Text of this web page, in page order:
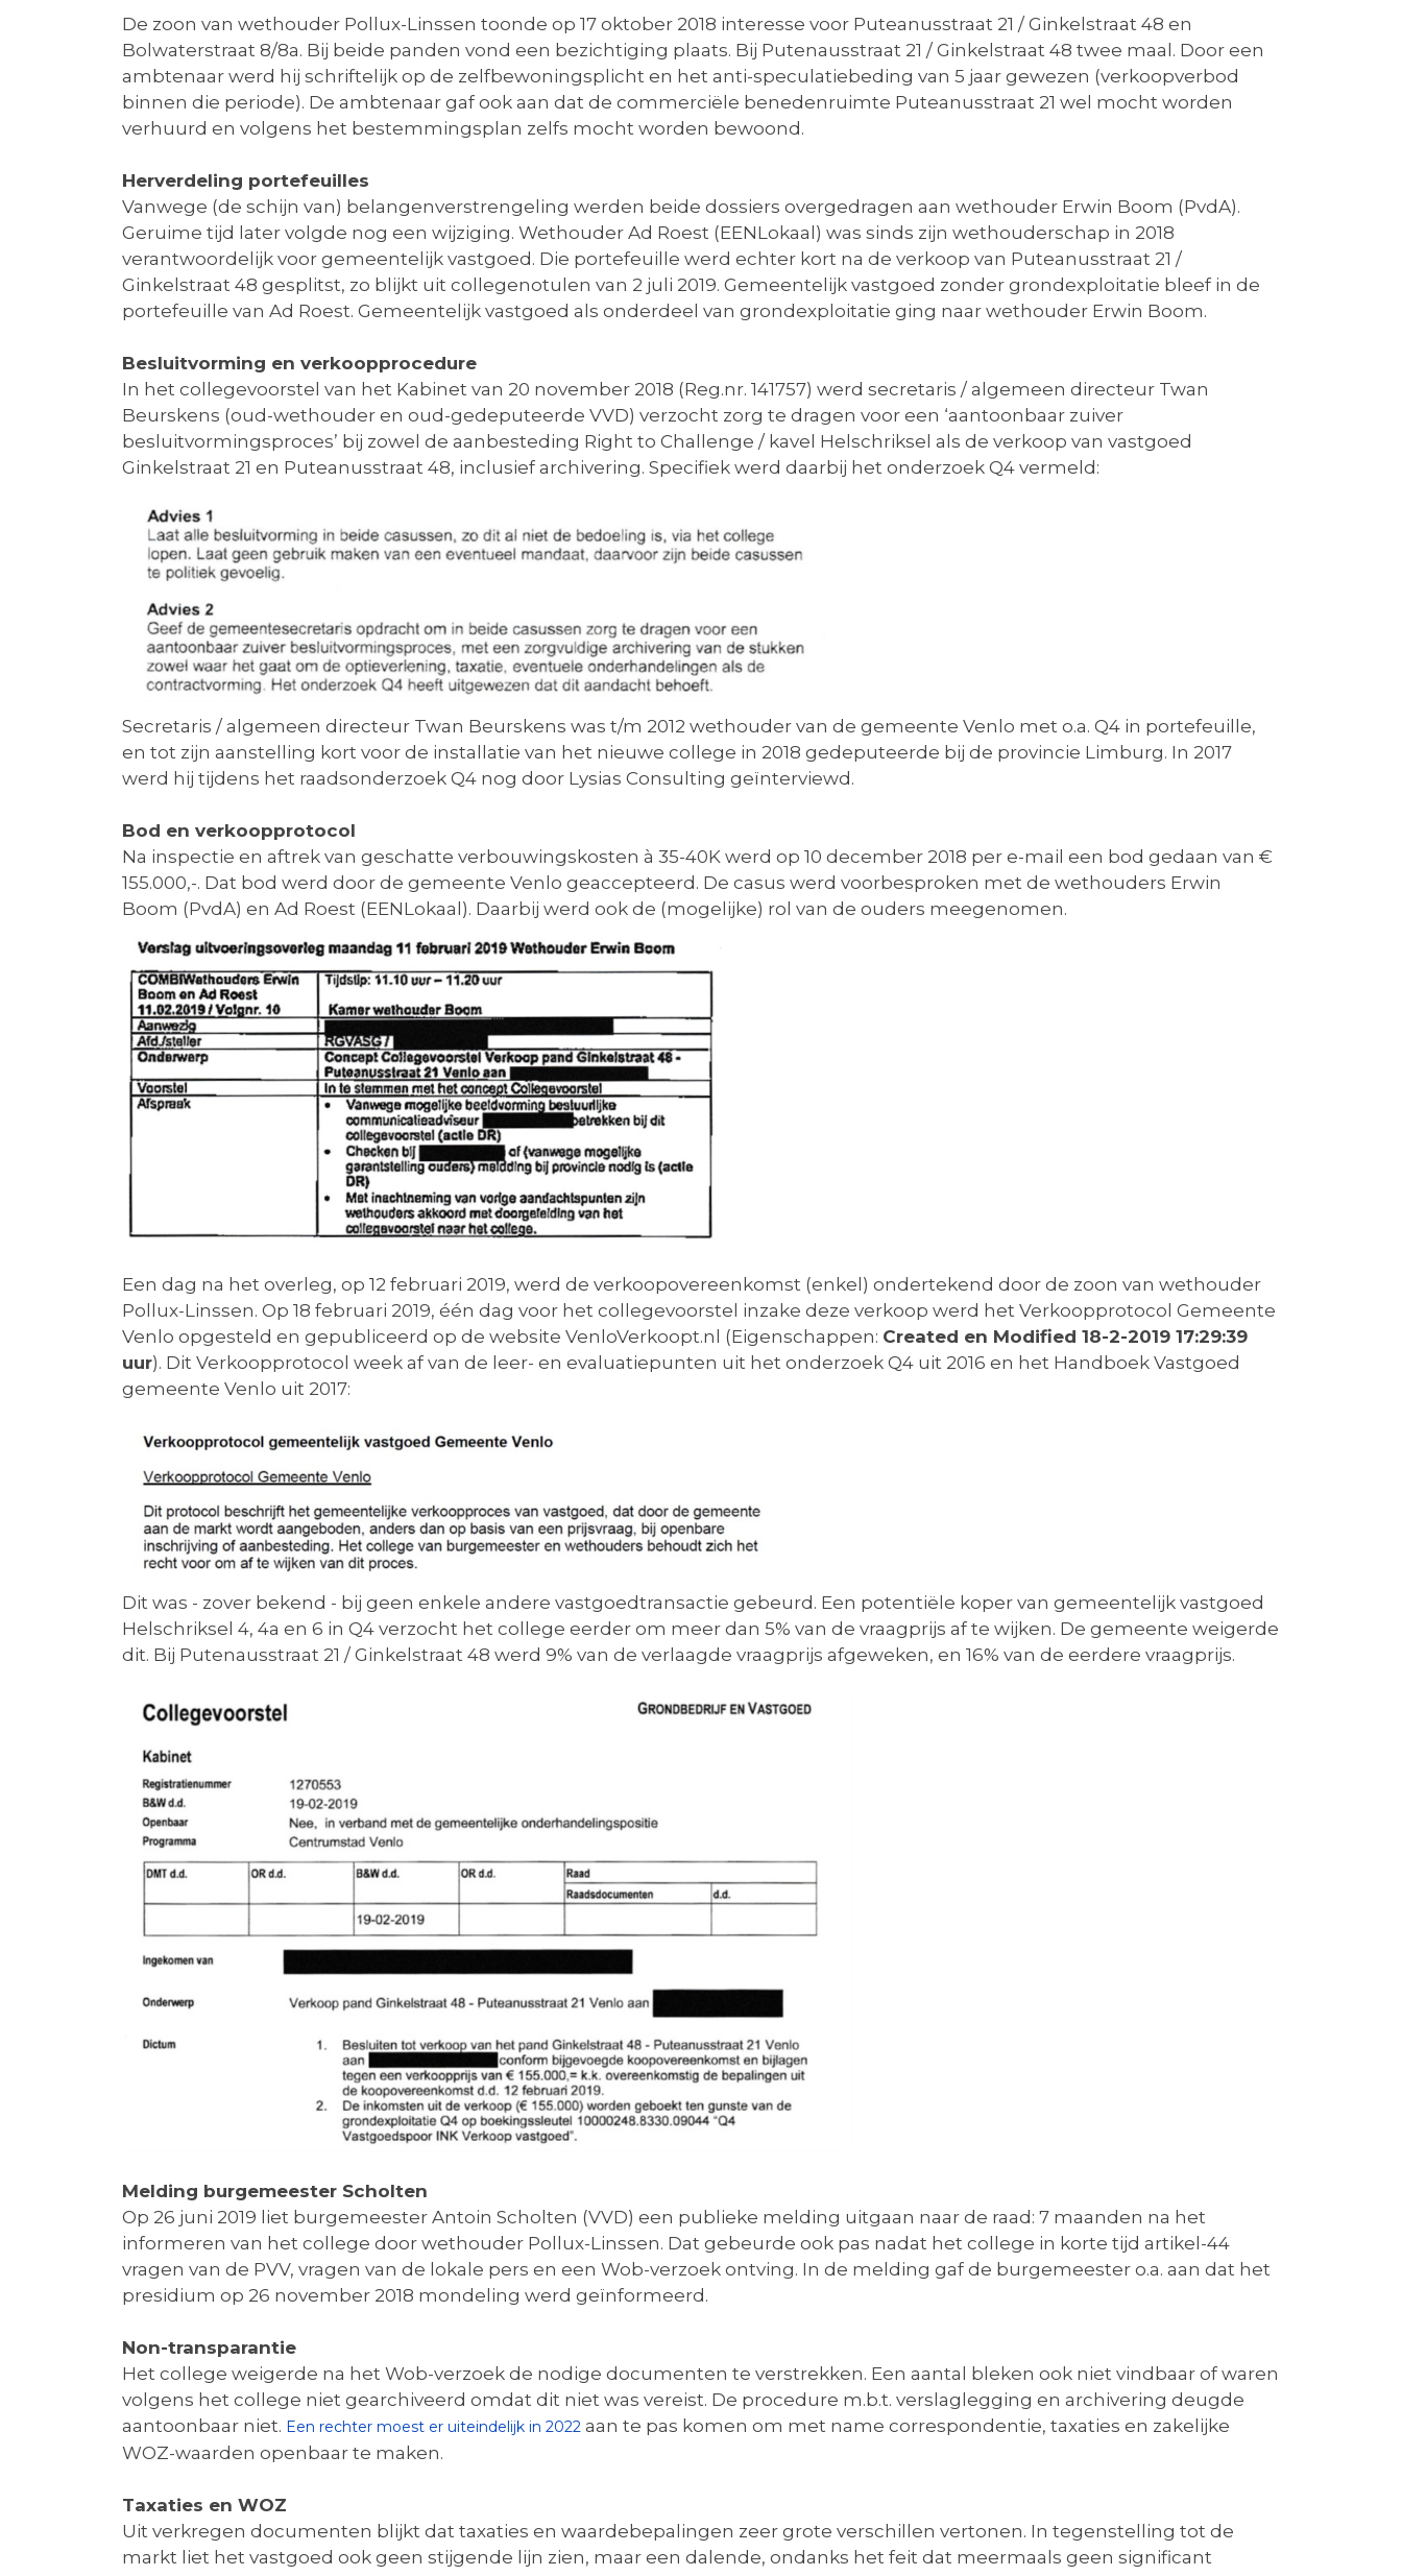
De zoon van wethouder Pollux-Linssen toonde op 17 oktober 2018 interesse voor Puteanusstraat 21 / Ginkelstraat 48 en
Bolwaterstraat 8/8a. Bij beide panden vond een bezichtiging plaats. Bij Putenausstraat 21 / Ginkelstraat 48 twee maal. Door een
ambtenaar werd hij schriftelijk op de zelfbewoningsplicht en het anti-speculatiebeding van 5 jaar gewezen (verkoopverbod
binnen die periode). De ambtenaar gaf ook aan dat de commerciële benedenruimte Puteanusstraat 21 wel mocht worden
verhuurd en volgens het bestemmingsplan zelfs mocht worden bewoond.
Herverdeling portefeuilles
Vanwege (de schijn van) belangenverstrengeling werden beide dossiers overgedragen aan wethouder Erwin Boom (PvdA).
Geruime tijd later volgde nog een wijziging. Wethouder Ad Roest (EENLokaal) was sinds zijn wethouderschap in 2018
verantwoordelijk voor gemeentelijk vastgoed. Die portefeuille werd echter kort na de verkoop van Puteanusstraat 21 /
Ginkelstraat 48 gesplitst, zo blijkt uit collegenotulen van 2 juli 2019. Gemeentelijk vastgoed zonder grondexploitatie bleef in de
portefeuille van Ad Roest. Gemeentelijk vastgoed als onderdeel van grondexploitatie ging naar wethouder Erwin Boom.
Besluitvorming en verkoopprocedure
In het collegevoorstel van het Kabinet van 20 november 2018 (Reg.nr. 141757) werd secretaris / algemeen directeur Twan
Beurskens (oud-wethouder en oud-gedeputeerde VVD) verzocht zorg te dragen voor een ‘aantoonbaar zuiver
besluitvormingsproces’ bij zowel de aanbesteding Right to Challenge / kavel Helschriksel als de verkoop van vastgoed
Ginkelstraat 21 en Puteanusstraat 48, inclusief archivering. Specifiek werd daarbij het onderzoek Q4 vermeld:
Secretaris / algemeen directeur Twan Beurskens was t/m 2012 wethouder van de gemeente Venlo met o.a. Q4 in portefeuille,
en tot zijn aanstelling kort voor de installatie van het nieuwe college in 2018 gedeputeerde bij de provincie Limburg. In 2017
werd hij tijdens het raadsonderzoek Q4 nog door Lysias Consulting geïnterviewd.
Bod en verkoopprotocol
Na inspectie en aftrek van geschatte verbouwingskosten à 35-40K werd op 10 december 2018 per e-mail een bod gedaan van €
155.000,-. Dat bod werd door de gemeente Venlo geaccepteerd. De casus werd voorbesproken met de wethouders Erwin
Boom (PvdA) en Ad Roest (EENLokaal). Daarbij werd ook de (mogelijke) rol van de ouders meegenomen.
Een dag na het overleg, op 12 februari 2019, werd de verkoopovereenkomst (enkel) ondertekend door de zoon van wethouder
Pollux-Linssen. Op 18 februari 2019, één dag voor het collegevoorstel inzake deze verkoop werd het Verkoopprotocol Gemeente
Venlo opgesteld en gepubliceerd op de website VenloVerkoopt.nl (Eigenschappen: Created en Modified 18-2-2019 17:29:39
uur). Dit Verkoopprotocol week af van de leer- en evaluatiepunten uit het onderzoek Q4 uit 2016 en het Handboek Vastgoed
gemeente Venlo uit 2017:
Dit was - zover bekend - bij geen enkele andere vastgoedtransactie gebeurd. Een potentiële koper van gemeentelijk vastgoed
Helschriksel 4, 4a en 6 in Q4 verzocht het college eerder om meer dan 5% van de vraagprijs af te wijken. De gemeente weigerde
dit. Bij Putenausstraat 21 / Ginkelstraat 48 werd 9% van de verlaagde vraagprijs afgeweken, en 16% van de eerdere vraagprijs.
Melding burgemeester Scholten
Op 26 juni 2019 liet burgemeester Antoin Scholten (VVD) een publieke melding uitgaan naar de raad: 7 maanden na het
informeren van het college door wethouder Pollux-Linssen. Dat gebeurde ook pas nadat het college in korte tijd artikel-44
vragen van de PVV, vragen van de lokale pers en een Wob-verzoek ontving. In de melding gaf de burgemeester o.a. aan dat het
presidium op 26 november 2018 mondeling werd geïnformeerd.
Non-transparantie
Het college weigerde na het Wob-verzoek de nodige documenten te verstrekken. Een aantal bleken ook niet vindbaar of waren
volgens het college niet gearchiveerd omdat dit niet was vereist. De procedure m.b.t. verslaglegging en archivering deugde
aantoonbaar niet. Een rechter moest er uiteindelijk in 2022 aan te pas komen om met name correspondentie, taxaties en zakelijke
WOZ-waarden openbaar te maken.
Taxaties en WOZ
Uit verkregen documenten blijkt dat taxaties en waardebepalingen zeer grote verschillen vertonen. In tegenstelling tot de
markt liet het vastgoed ook geen stijgende lijn zien, maar een dalende, ondanks het feit dat meermaals geen significant